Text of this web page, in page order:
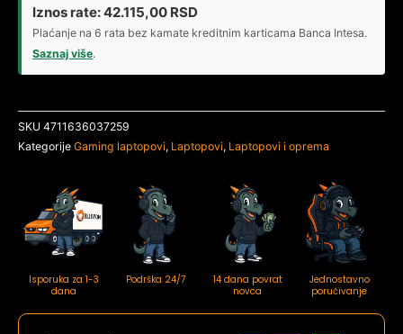
F16
FX608JPR-
QT002
165Hz/i7-
14650HX/32GB/1TB/RTX5070
8GB
Iznos rate:42.115,00 RSD
Plaćanje na 6 rata bez kamate kreditnim karticama Banca Intesa.
Saznaj više.
SKU 4711636037259
Kategorije Gaming laptopovi, Laptopovi, Laptopovi i oprema
Isporuka za 1-3
dana
Podrška 24/7
14 dana povrat
novca
Jednostavno
poručivanje